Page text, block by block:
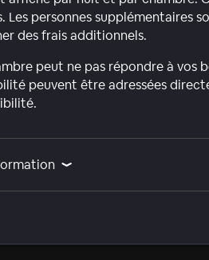
Les personnes supplémentaires
des frais additionnels.
peut ne pas répondre à vos
peuvent être adressées